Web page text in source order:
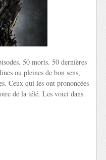
50 morts. 50 dernières
ou pleines de bon sens,
Ceux qui les ont prononcées
de la télé. Les voici dans